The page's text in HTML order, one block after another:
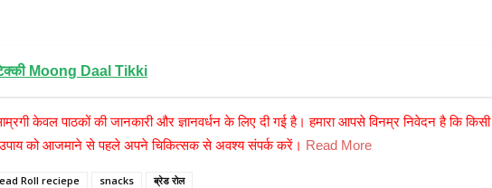
Moong Daal Tikki
केवल पाठकों की जानकारी और ज्ञानवर्धन के लिए दी गई है। हमारा आपसे विनम्र निवेदन है कि किसी
को आजमाने से पहले अपने चिकित्सक से अवश्य संपर्क करें। Read More
Roll reciepe snacks ब्रेड रोल